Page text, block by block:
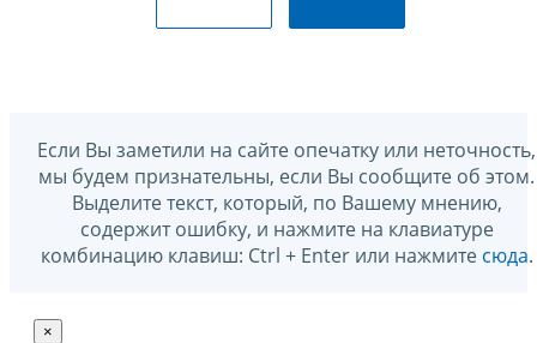
Если Вы заметили на сайте опечатку или неточность,
мы будем признательны, если Вы сообщите об этом.
Выделите текст, который, по Вашему мнению,
содержит ошибку, и нажмите на клавиатуре
комбинацию клавиш: Ctrl + Enter или нажмите сюда.
×